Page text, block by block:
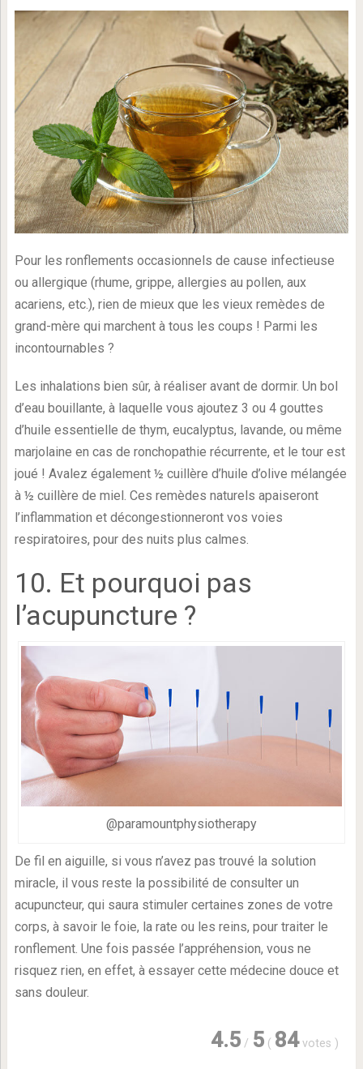
Pour les ronflements occasionnels de cause infectieuse
ou allergique (rhume, grippe, allergies au pollen, aux
acariens, etc.), rien de mieux que les vieux remèdes de
grand-mère qui marchent à tous les coups ! Parmi les
incontournables ?
Les inhalations bien sûr, à réaliser avant de dormir. Un bol
d’eau bouillante, à laquelle vous ajoutez 3 ou 4 gouttes
d’huile essentielle de thym, eucalyptus, lavande, ou même
marjolaine en cas de ronchopathie récurrente, et le tour est
joué ! Avalez également ½ cuillère d’huile d’olive mélangée
à ½ cuillère de miel. Ces remèdes naturels apaiseront
l’inflammation et décongestionneront vos voies
respiratoires, pour des nuits plus calmes.
10. Et pourquoi pas
l’acupuncture ?
@paramountphysiotherapy
De fil en aiguille, si vous n’avez pas trouvé la solution
miracle, il vous reste la possibilité de consulter un
acupuncteur, qui saura stimuler certaines zones de votre
corps, à savoir le foie, la rate ou les reins, pour traiter le
ronflement. Une fois passée l’appréhension, vous ne
risquez rien, en effet, à essayer cette médecine douce et
sans douleur.
4.5 / 5 ( 84 votes )